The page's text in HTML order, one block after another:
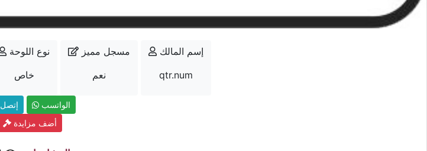
نوع اللوحة
خاص
مسجل مميز
نعم
إسم المالك
qtr.num
إتصل
الواتسب
أضف مزايدة